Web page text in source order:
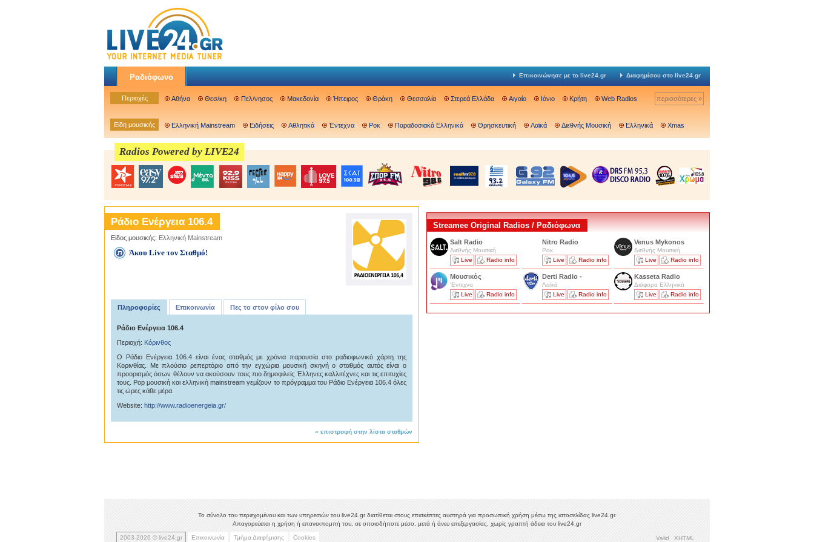
Ραδιόφωνο Επικοινώνησε με το live24.gr Διαφημίσου στο live24.gr
Περιοχές Αθήνα Θεσ/κη Πελ/νησος Μακεδονία Ήπειρος Θράκη Θεσσαλία Στερεά Ελλάδα Αιγαίο Ιόνιο Κρήτη Web Radios περισσότερες »
Είδη μουσικής Ελληνική Mainstream Ειδήσεις Αθλητικά Έντεχνα Ροκ Παραδοσιακά Ελληνικά Θρησκευτική Λαϊκά Διεθνής Μουσική Ελληνικά Xmas
Radios Powered by LIVE24
Ράδιο Ενέργεια 106.4
Είδος μουσικής: Ελληνική Mainstream
Άκου Live τον Σταθμό!
Πληροφορίες Επικοινωνία Πες το στον φίλο σου
Ράδιο Ενέργεια 106.4
Περιοχή: Κόρινθος
Ο Ράδιο Ενέργεια 106.4 είναι ένας σταθμός με χρόνια παρουσία στο ραδιοφωνικό χάρτη της
Κορινθίας. Με πλούσιο ρεπερτόριο από την εγχώρια μουσική σκηνή ο σταθμός αυτός είναι ο
προορισμός όσων θέλουν να ακούσουν τους πιο δημοφιλείς Έλληνες καλλιτέχνες και τις επιτυχίες
τους. Pop μουσική και ελληνική mainstream γεμίζουν το πρόγραμμα του Ράδιο Ενέργεια 106.4 όλες
τις ώρες κάθε μέρα.
Website: http://www.radioenergeia.gr/
« επιστροφή στην λίστα σταθμών
Streamee Original Radios / Ραδιόφωνα
Salt Radio
Διεθνής Μουσική
Live
Radio info
Nitro Radio
Ροκ
Live
Radio info
Venus Mykonos
Διεθνής Μουσική
Live
Radio info
Μουσικός
'Εντεχνα
Live
Radio info
Derti Radio -
Λαϊκά
Live
Radio info
Kasseta Radio
Διάφορα Ελληνικά
Live
Radio info
Το σύνολο του περιεχομένου και των υπηρεσιών του live24.gr διατίθεται στους επισκέπτες αυστηρά για προσωπική χρήση μέσω της ιστοσελίδας live24.gr.
Απαγορεύεται η χρήση ή επανεκπομπή του, σε οποιοδήποτε μέσο, μετά ή άνευ επεξεργασίας, χωρίς γραπτή άδεια του live24.gr
2003-2026 © live24.gr Επικοινωνία Τμήμα Διαφήμισης Cookies Valid XHTML